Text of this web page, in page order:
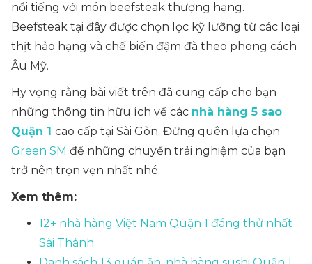
nổi tiếng với món beefsteak thượng hạng.
Beefsteak tại đây được chọn lọc kỹ lưỡng từ các loại
thịt hảo hạng và chế biến đậm đà theo phong cách
Âu Mỹ.
Hy vọng rằng bài viết trên đã cung cấp cho bạn
những thông tin hữu ích về các nhà hàng 5 sao
Quận 1 cao cấp tại Sài Gòn. Đừng quên lựa chọn
Green SM để những chuyến trải nghiệm của bạn
trở nên trọn vẹn nhất nhé.
Xem thêm:
12+ nhà hàng Việt Nam Quận 1 đáng thử nhất
Sài Thành